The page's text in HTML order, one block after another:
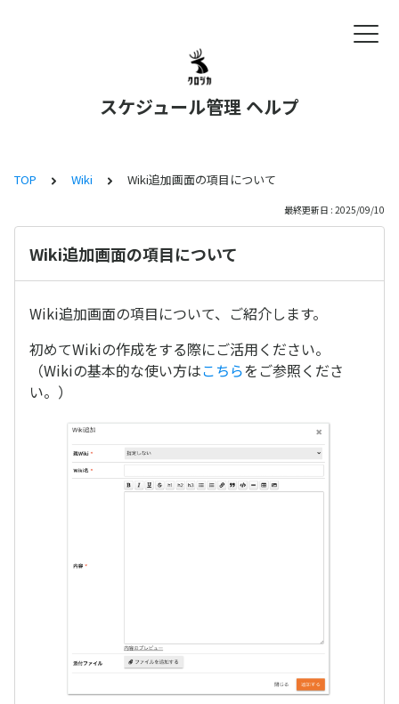
スケジュール管理 ヘルプ
TOP Wiki Wiki追加画面の項目について
最終更新日 : 2025/09/10
Wiki追加画面の項目について
Wiki追加画面の項目について、ご紹介します。
初めてWikiの作成をする際にご活用ください。
（Wikiの基本的な使い方はこちらをご参照くださ
い。）